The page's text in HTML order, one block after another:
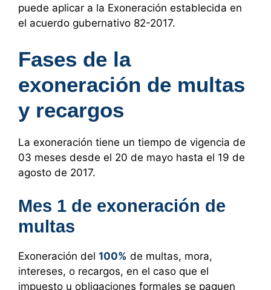
puede aplicar a la Exoneración establecida en
el acuerdo gubernativo 82-2017.
Fases de la
exoneración de multas
y recargos
La exoneración tiene un tiempo de vigencia de
03 meses desde el 20 de mayo hasta el 19 de
agosto de 2017.
Mes 1 de exoneración de
multas
Exoneración del 100% de multas, mora,
intereses, o recargos, en el caso que el
impuesto u obligaciones formales se paguen